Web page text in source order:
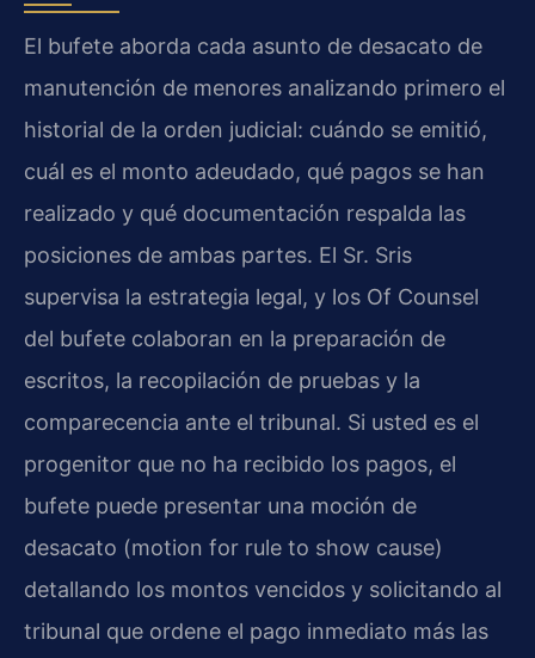
El bufete aborda cada asunto de desacato de
manutención de menores analizando primero el
historial de la orden judicial: cuándo se emitió,
cuál es el monto adeudado, qué pagos se han
realizado y qué documentación respalda las
posiciones de ambas partes. El Sr. Sris
supervisa la estrategia legal, y los Of Counsel
del bufete colaboran en la preparación de
escritos, la recopilación de pruebas y la
comparecencia ante el tribunal. Si usted es el
progenitor que no ha recibido los pagos, el
bufete puede presentar una moción de
desacato (motion for rule to show cause)
detallando los montos vencidos y solicitando al
tribunal que ordene el pago inmediato más las